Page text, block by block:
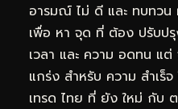
อารมณ์ ไม่ ดี และ ทบทว
เพื่อ หา จุด ที่ ต้อง ปรับป
เวลา และ ความ อดทน แ
แกร่ง สำหรับ ความ สำเร็
เทรด ไทย ที่ ยัง ใหม่ กับ